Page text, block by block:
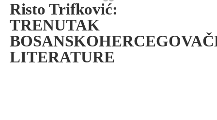
Risto Trifković:
TRENUTAK
LITERATURE